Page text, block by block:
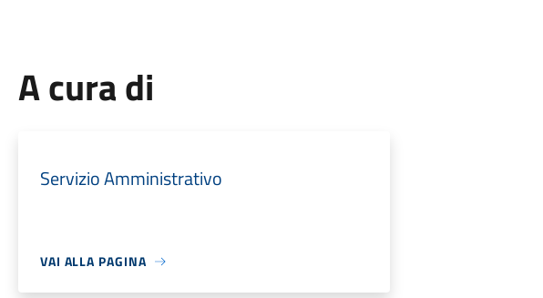
A cura di
Servizio Amministrativo
VAI ALLA PAGINA